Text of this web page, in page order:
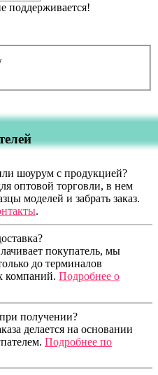
поддерживается!
шоурум с продукцией?
оптовой торговли, в нем
моделей и забрать заказ.
.
покупатель, мы
до терминалов
компаний. Подробнее о
получении?
делается на основании
Подробнее по